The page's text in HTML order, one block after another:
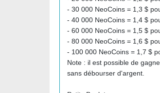
- 30 000 NeoCoins = 1,3 $
- 40 000 NeoCoins = 1,4 $
- 60 000 NeoCoins = 1,5 $
- 80 000 NeoCoins = 1,6 $
- 100 000 NeoCoins = 1,7 $
Note : il est possible de
sans débourser d'argent.